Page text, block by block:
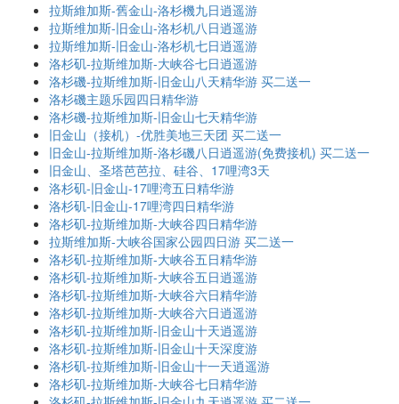
拉斯維加斯-舊金山-洛杉機九日逍遥游
拉斯维加斯-旧金山-洛杉机八日逍遥游
拉斯维加斯-旧金山-洛杉机七日逍遥游
洛杉矶-拉斯维加斯-大峡谷七日逍遥游
洛杉磯-拉斯维加斯-旧金山八天精华游 买二送一
洛杉磯主题乐园四日精华游
洛杉磯-拉斯维加斯-旧金山七天精华游
旧金山（接机）-优胜美地三天团 买二送一
旧金山-拉斯维加斯-洛杉磯八日逍遥游(免费接机) 买二送一
旧金山、圣塔芭芭拉、硅谷、17哩湾3天
洛杉矶-旧金山-17哩湾五日精华游
洛杉矶-旧金山-17哩湾四日精华游
洛杉矶-拉斯维加斯-大峡谷四日精华游
拉斯维加斯-大峡谷国家公园四日游 买二送一
洛杉矶-拉斯维加斯-大峡谷五日精华游
洛杉矶-拉斯维加斯-大峡谷五日逍遥游
洛杉矶-拉斯维加斯-大峡谷六日精华游
洛杉矶-拉斯维加斯-大峡谷六日逍遥游
洛杉矶-拉斯维加斯-旧金山十天逍遥游
洛杉矶-拉斯维加斯-旧金山十天深度游
洛杉矶-拉斯维加斯-旧金山十一天逍遥游
洛杉矶-拉斯维加斯-大峡谷七日精华游